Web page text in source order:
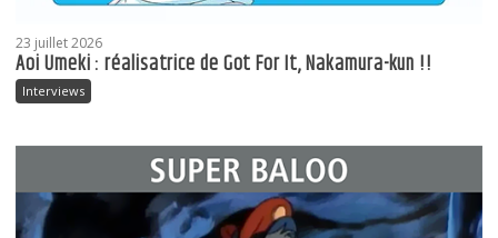
23 juillet 2026
Aoi Umeki : réalisatrice de Got For It, Nakamura-kun !!
Interviews